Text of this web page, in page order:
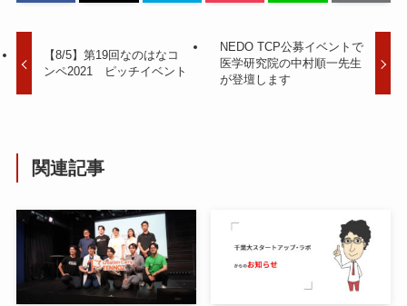
【8/5】第19回なのはなコ
ンペ2021 ピッチイベント
NEDO TCP公募イベントで
医学研究院の中村順一先生
が登壇します
関連記事